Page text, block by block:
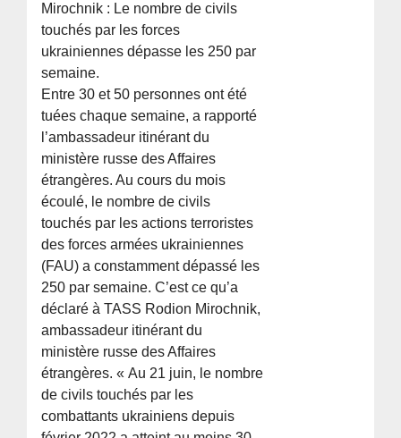
Mirochnik : Le nombre de civils
touchés par les forces
ukrainiennes dépasse les 250 par
semaine.
Entre 30 et 50 personnes ont été
tuées chaque semaine, a rapporté
l’ambassadeur itinérant du
ministère russe des Affaires
étrangères. Au cours du mois
écoulé, le nombre de civils
touchés par les actions terroristes
des forces armées ukrainiennes
(FAU) a constamment dépassé les
250 par semaine. C’est ce qu’a
déclaré à TASS Rodion Mirochnik,
ambassadeur itinérant du
ministère russe des Affaires
étrangères. « Au 21 juin, le nombre
de civils touchés par les
combattants ukrainiens depuis